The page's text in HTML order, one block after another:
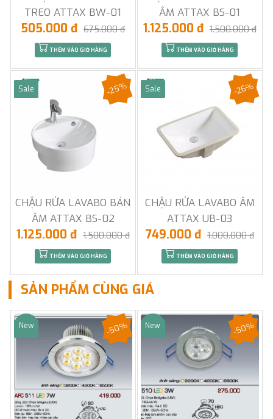
TREO ATTAX BW-01
505.000 đ 675.000 đ
THÊM VÀO GIỎ HÀNG
ÂM ATTAX BS-01
1.125.000 đ 1.500.000 đ
THÊM VÀO GIỎ HÀNG
Sale
CHẬU RỬA LAVABO BÁN
ÂM ATTAX BS-02
-25%
1.125.000 đ 1.500.000 đ
THÊM VÀO GIỎ HÀNG
Sale
CHẬU RỬA LAVABO ÂM
ATTAX UB-03
-26%
749.000 đ 1.000.000 đ
THÊM VÀO GIỎ HÀNG
SẢN PHẨM CÙNG GIÁ
Sale
New -50% Sale
New -50%